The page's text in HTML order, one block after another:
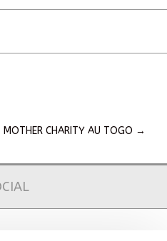
MOTHER CHARITY AU TOGO →